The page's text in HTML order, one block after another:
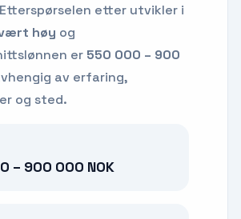
Etterspørselen etter utvikler i
høy og
er 550 000 – 900
av erfaring,
og sted.
– 900 000 NOK